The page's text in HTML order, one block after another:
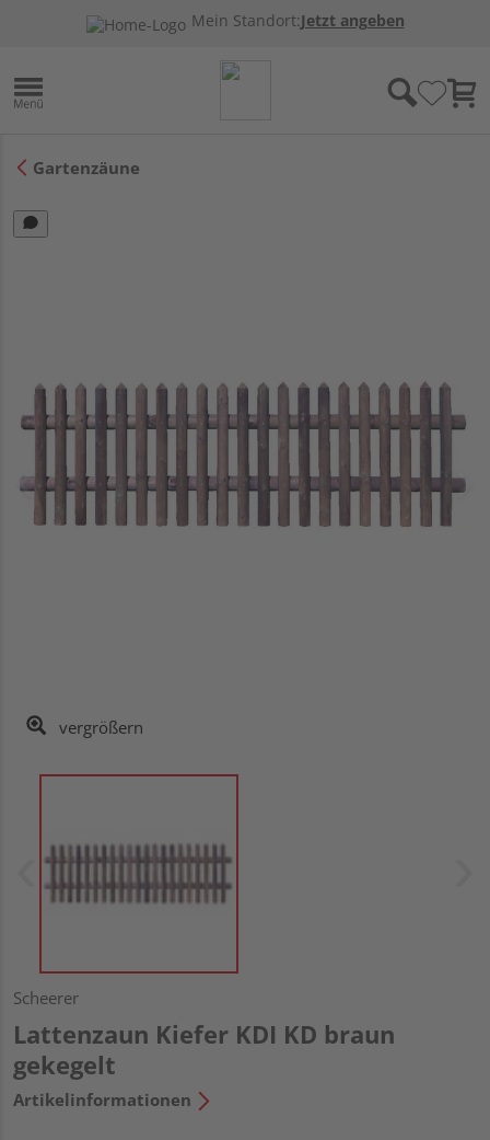
Mein Standort:Jetzt angeben
Gartenzäune
vergrößern
Scheerer
Lattenzaun Kiefer KDI KD braun
gekegelt
Artikelinformationen